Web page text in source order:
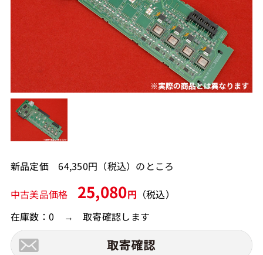
新品定価 64,350円（税込）のところ
中古美品価格 25,080円 （税込）
在庫数：0 → 取寄確認します